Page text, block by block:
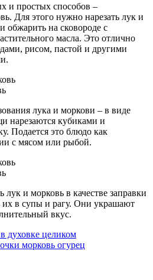
и простых способов –
Для этого нужно нарезать лук и
обжарить на сковороде с
масла. Это отлично
рисом, пастой и другими
лука и моркови – в виде
нарезаются кубиками и
Подается это блюдо как
с мясом или рыбой.
и морковь в качестве заправки
их в супы и рагу. Они украшают
вкус.
духовке целиком
морковь огурец